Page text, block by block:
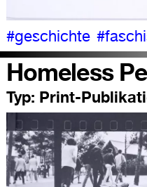
#geschichte
Homeless
Typ: Print-